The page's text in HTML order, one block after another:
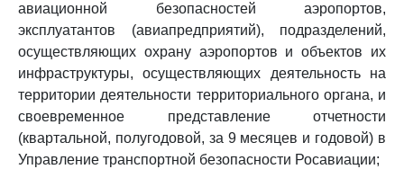
авиационной безопасностей аэропортов,
эксплуатантов (авиапредприятий), подразделений,
осуществляющих охрану аэропортов и объектов их
инфраструктуры, осуществляющих деятельность на
территории деятельности территориального органа, и
своевременное представление отчетности
(квартальной, полугодовой, за 9 месяцев и годовой) в
Управление транспортной безопасности Росавиации;